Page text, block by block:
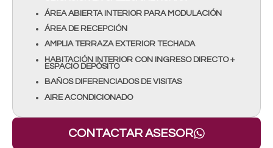
ÁREA ABIERTA INTERIOR PARA MODULACIÓN
ÁREA DE RECEPCIÓN
AMPLIA TERRAZA EXTERIOR TECHADA
HABITACIÓN INTERIOR CON INGRESO DIRECTO +
ESPACIO DEPÓSITO
BAÑOS DIFERENCIADOS DE VISITAS
AIRE ACONDICIONADO
CONTACTAR ASESOR